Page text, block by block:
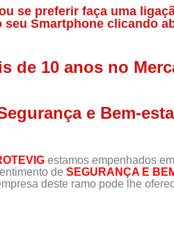
se preferir faça uma
seu Smartphone clicando
de 10 anos no
e Bem-
estamos empenhados
de SEGURANÇA E
deste ramo pode lhe